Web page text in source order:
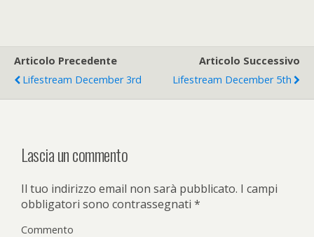
Articolo Precedente
Lifestream December 3rd
Articolo Successivo
Lifestream December 5th
Lascia un commento
Il tuo indirizzo email non sarà pubblicato. I campi
obbligatori sono contrassegnati *
Commento